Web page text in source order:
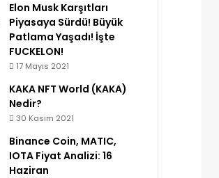
Elon Musk Karşıtları
Piyasaya Sürdü! Büyük
Patlama Yaşadı! İşte
FUCKELON!
17 Mayıs 2021
KAKA NFT World (KAKA)
Nedir?
30 Kasım 2021
Binance Coin, MATIC,
IOTA Fiyat Analizi: 16
Haziran